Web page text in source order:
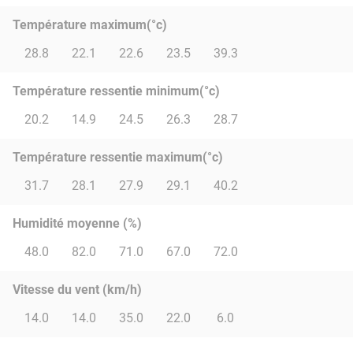
Température maximum(°c)
28.8
22.1 22.6 23.5 39.3
Température ressentie minimum(°c)
20.2
14.9 24.5 26.3 28.7
Température ressentie maximum(°c)
31.7
28.1 27.9 29.1 40.2
Humidité moyenne (%)
48.0
82.0 71.0 67.0 72.0
Vitesse du vent (km/h)
14.0
14.0 35.0 22.0 6.0